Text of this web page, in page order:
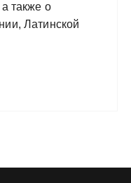
также о
Латинской